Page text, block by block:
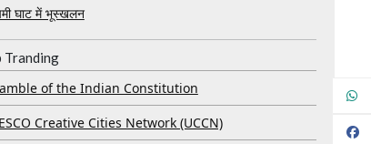
घाट में भूस्खलन
Tranding
of the Indian Constitution
Creative Cities Network (UCCN)